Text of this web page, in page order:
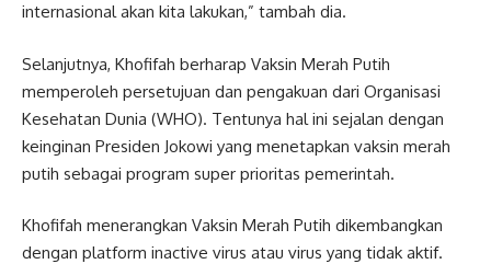
internasional akan kita lakukan,” tambah dia.
Selanjutnya, Khofifah berharap Vaksin Merah Putih
memperoleh persetujuan dan pengakuan dari Organisasi
Kesehatan Dunia (WHO). Tentunya hal ini sejalan dengan
keinginan Presiden Jokowi yang menetapkan vaksin merah
putih sebagai program super prioritas pemerintah.
Khofifah menerangkan Vaksin Merah Putih dikembangkan
dengan platform inactive virus atau virus yang tidak aktif.